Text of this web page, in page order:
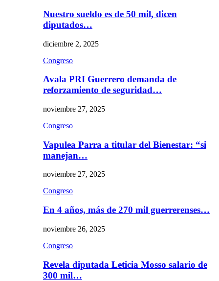
Nuestro sueldo es de 50 mil, dicen
diputados…
diciembre 2, 2025
Congreso
Avala PRI Guerrero demanda de
reforzamiento de seguridad…
noviembre 27, 2025
Congreso
Vapulea Parra a titular del Bienestar: “si
manejan…
noviembre 27, 2025
Congreso
En 4 años, más de 270 mil guerrerenses…
noviembre 26, 2025
Congreso
Revela diputada Leticia Mosso salario de
300 mil…